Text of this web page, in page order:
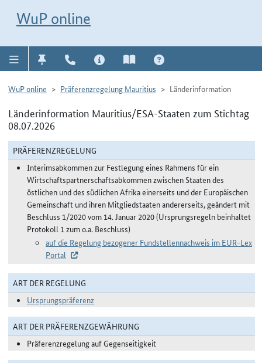
WuP online
WuP online Präferenzregelung Mauritius Länderinformation
Länderinformation Mauritius/ESA-Staaten zum Stichtag
08.07.2026
PRÄFERENZREGELUNG
Interimsabkommen zur Festlegung eines Rahmens für ein
Wirtschaftspartnerschaftsabkommen zwischen Staaten des
östlichen und des südlichen Afrika einerseits und der Europäischen
Gemeinschaft und ihren Mitgliedstaaten andererseits, geändert mit
Beschluss 1/2020 vom 14. Januar 2020 (Ursprungsregeln beinhaltet
Protokoll 1 zum o.a. Beschluss)
auf die Regelung bezogener Fundstellennachweis im EUR-Lex
Portal
ART DER REGELUNG
Ursprungspräferenz
ART DER PRÄFERENZGEWÄHRUNG
Präferenzregelung auf Gegenseitigkeit